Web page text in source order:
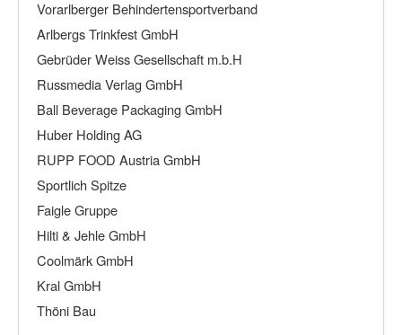
Vorarlberger Behindertensportverband
Arlbergs Trinkfest GmbH
Gebrüder Weiss Gesellschaft m.b.H
Russmedia Verlag GmbH
Ball Beverage Packaging GmbH
Huber Holding AG
RUPP FOOD Austria GmbH
Sportlich Spitze
Faigle Gruppe
Hilti & Jehle GmbH
Coolmärk GmbH
Kral GmbH
Thöni Bau